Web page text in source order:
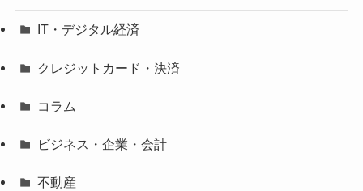
IT・デジタル経済
クレジットカード・決済
コラム
ビジネス・企業・会計
不動産